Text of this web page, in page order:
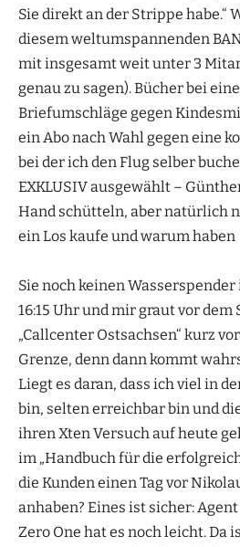
Sie direkt an der Strippe
diesem weltumspannenden
mit insgesamt weit unter 3
genau zu sagen). Bücher bei
Briefumschläge gegen
ein Abo nach Wahl gegen eine
bei der ich den Flug selber
EXKLUSIV ausgewählt –
Hand schütteln, aber natürlich
ein Los kaufe und warum haben
Sie noch keinen
16:15 Uhr und mir graut vor
„Callcenter Ostsachsen“ kurz
Grenze, denn dann kommt
Liegt es daran, dass ich viel in
bin, selten erreichbar bin und
ihren Xten Versuch auf heute
im „Handbuch für die
die Kunden einen Tag vor
anhaben? Eines ist sicher:
Zero One hat es noch leicht. Da